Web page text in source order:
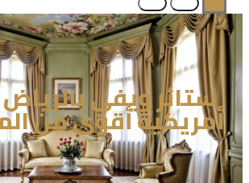
ستائر ويفي
أمريكية أقوى من